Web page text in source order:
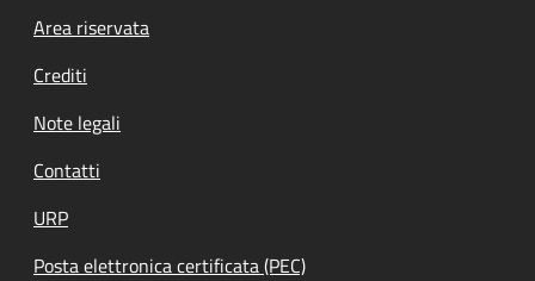
Footer menu
Area riservata
Crediti
Note legali
Contatti
URP
Posta elettronica certificata (PEC)